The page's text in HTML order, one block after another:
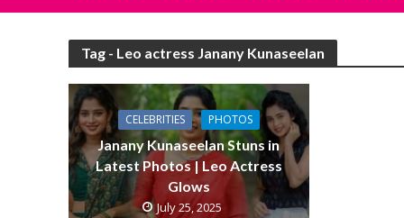
Tag - Leo actress Janany Kunaseelan
CELEBRITIES PHOTOS
Janany Kunaseelan Stuns in
Latest Photos | Leo Actress
Glows
July 25, 2025